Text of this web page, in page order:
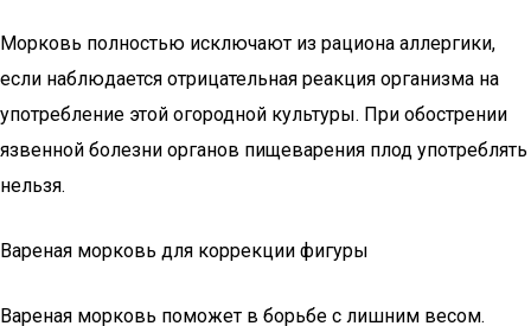
Морковь полностью исключают из рациона аллергики,
если наблюдается отрицательная реакция организма на
употребление этой огородной культуры. При обострении
язвенной болезни органов пищеварения плод употреблять
нельзя.
Вареная морковь для коррекции фигуры
Вареная морковь поможет в борьбе с лишним весом.